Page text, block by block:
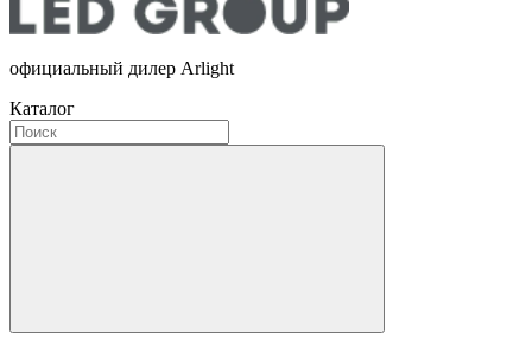
официальный дилер Arlight
Каталог